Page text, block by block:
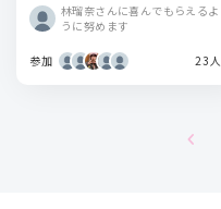
林瑠奈さんに喜んでもらえるよ
うに努めます
参加 23人
chevron_left